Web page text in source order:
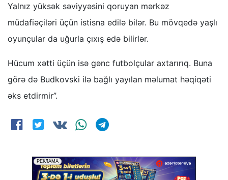
Yalnız yüksək səviyyəsini qoruyan mərkəz
müdafiəçiləri üçün istisna edilə bilər. Bu mövqedə yaşlı
oyunçular da uğurla çıxış edə bilirlər.
Hücum xətti üçün isə gənc futbolçular axtarırıq. Buna
görə də Budkovski ilə bağlı yayılan məlumat həqiqəti
əks etdirmir”.